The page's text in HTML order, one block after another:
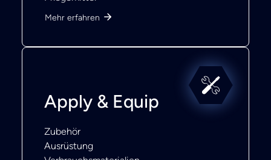
Mehr erfahren
Apply & Equip
Zubehör
Ausrüstung